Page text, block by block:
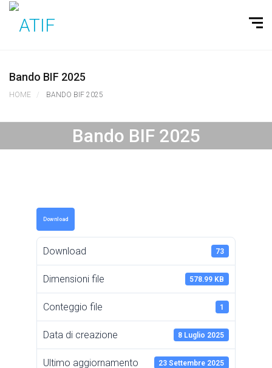
Bando BIF 2025
HOME BANDO BIF 2025
Bando BIF 2025
Download
Download 73
Dimensioni file 578.99 KB
Conteggio file 1
Data di creazione 8 Luglio 2025
Ultimo aggiornamento 23 Settembre 2025